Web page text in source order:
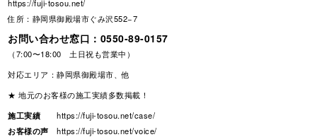
https://fuji-tosou.net/
住所：静岡県御殿場市ぐみ沢552−7
お問い合わせ窓口： 0550-89-0157
（7:00〜18:00 土日祝も営業中）
対応エリア：静岡県御殿場市、他
★ 地元のお客様の施工実績多数掲載！
施工実績
https://fuji-tosou.net/case/
お客様の声
https://fuji-tosou.net/voice/